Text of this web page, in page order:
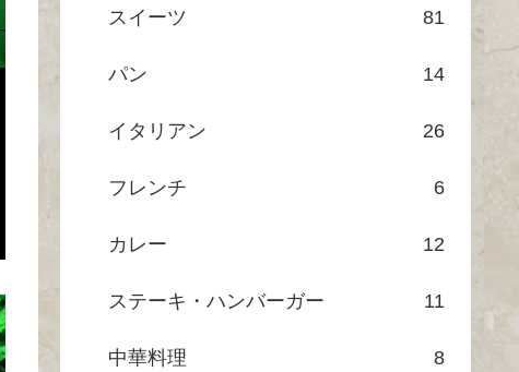
スイーツ 81
パン 14
イタリアン 26
フレンチ 6
カレー 12
ステーキ・ハンバーガー 11
中華料理 8